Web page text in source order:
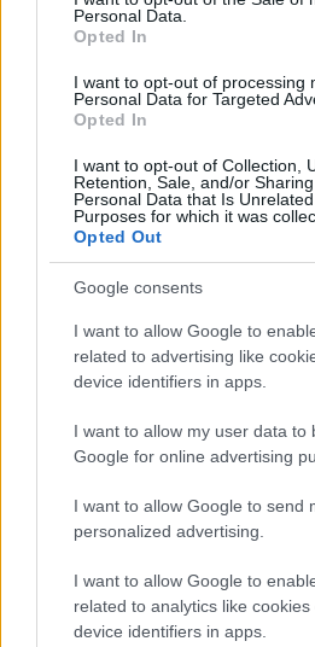
Personal Data.
Opted In
I want to opt-out of processing
Personal Data for Targeted
Opted In
I want to opt-out of Collection,
Retention, Sale, and/or
Personal Data that Is
Purposes for which it was
Opted Out
Google consents
I want to allow Google to
related to advertising like
device identifiers in apps.
I want to allow my user data to
Google for online advertising
I want to allow Google to send
personalized advertising.
I want to allow Google to
related to analytics like
device identifiers in apps.
Transzparencia és hatékonyság
HÍRLEVÉL